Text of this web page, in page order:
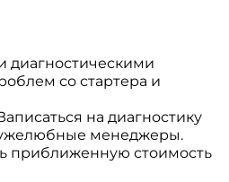
со стартера и
на диагностику
менеджеры.
приближенную стоимость